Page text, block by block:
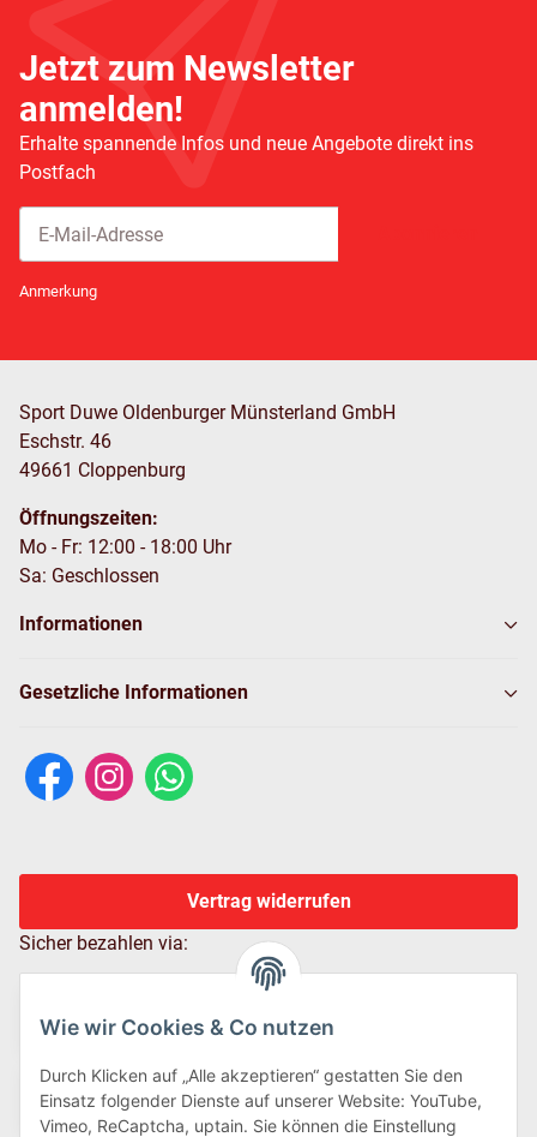
Wie wir Cookies & Co nutzen
Durch Klicken auf „Alle akzeptieren“ gestatten Sie den
Einsatz folgender Dienste auf unserer Website: YouTube,
Vimeo, ReCaptcha, uptain. Sie können die Einstellung
Jetzt zum Newsletter
anmelden!
Erhalte spannende Infos und neue Angebote direkt ins
Postfach
Anmerkung
Sport Duwe Oldenburger Münsterland GmbH
Eschstr. 46
49661 Cloppenburg
Öffnungszeiten:
Mo - Fr: 12:00 - 18:00 Uhr
Sa: Geschlossen
Informationen
Gesetzliche Informationen
Vertrag widerrufen
Sicher bezahlen via: